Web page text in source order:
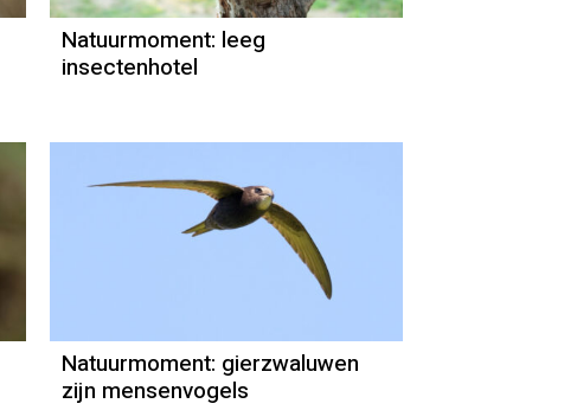
Natuurmoment: leeg
insectenhotel
Natuurmoment
Door Kees Loogman
Natuurmoment: gierzwaluwen
zijn mensenvogels